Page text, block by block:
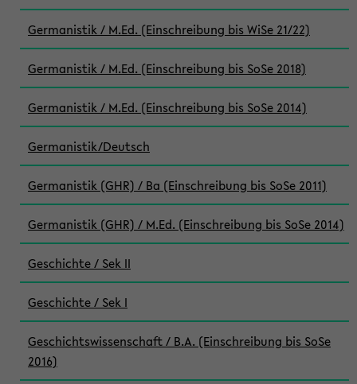
Germanistik / M.Ed. (Einschreibung bis WiSe 21/22)
Germanistik / M.Ed. (Einschreibung bis SoSe 2018)
Germanistik / M.Ed. (Einschreibung bis SoSe 2014)
Germanistik/Deutsch
Germanistik (GHR) / Ba (Einschreibung bis SoSe 2011)
Germanistik (GHR) / M.Ed. (Einschreibung bis SoSe 2014)
Geschichte / Sek II
Geschichte / Sek I
Geschichtswissenschaft / B.A. (Einschreibung bis SoSe
2016)